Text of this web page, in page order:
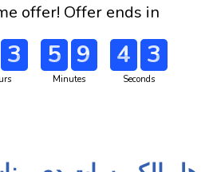
offer! Offer ends in
3 5 9
Minutes
4 2
Seconds